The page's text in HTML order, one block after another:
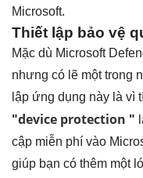
Microsoft.
Thiết lập bảo vệ
Mặc dù Microsoft
nhưng có lẽ một trong
lập ứng dụng này là vì
"device protection "
cập miễn phí vào
giúp bạn có thêm một